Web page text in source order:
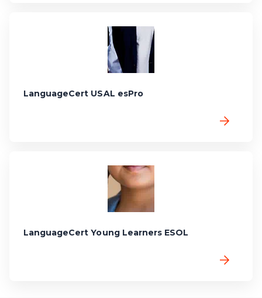
LanguageCert USAL esPro
LanguageCert Young Learners ESOL